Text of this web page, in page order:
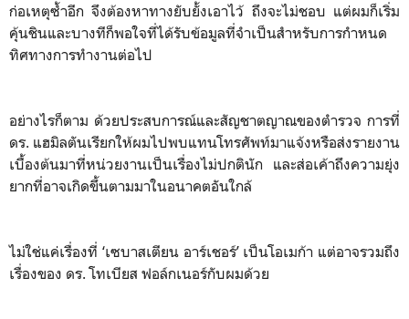
ก่อเหตุซ้ำอีก จึงต้องหาทางยับยั้งเอาไว้ ถึงจะไม่ชอบ แต่ผมก็เริ่ม
คุ้นชินและบางทีก็พอใจที่ได้รับข้อมูลที่จำเป็นสำหรับการกำหนด
ทิศทางการทำงานต่อไป
อย่างไรก็ตาม ด้วยประสบการณ์และสัญชาตญาณของตำรวจ การที่
ดร. แฮมิลตันเรียกให้ผมไปพบแทนโทรศัพท์มาแจ้งหรือส่งรายงาน
เบื้องต้นมาที่หน่วยงานเป็นเรื่องไม่ปกตินัก และส่อเค้าถึงความยุ่ง
ยากที่อาจเกิดขึ้นตามมาในอนาคตอันใกล้
ไม่ใช่แค่เรื่องที่ ‘เซบาสเตียน อาร์เชอร์’ เป็นโอเมก้า แต่อาจรวมถึง
เรื่องของ ดร. โทเบียส ฟอล์กเนอร์กับผมด้วย